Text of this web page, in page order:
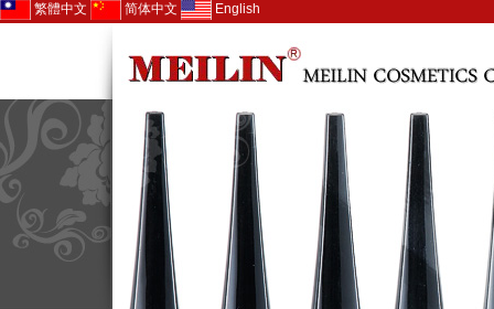
繁體中文 简体中文 English